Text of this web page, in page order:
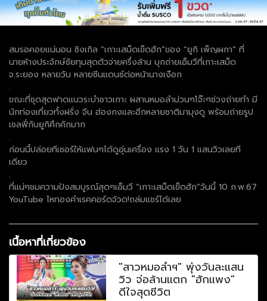
สมรอคอยแน่นอน ซิงเกิล “เกาะเสม็ดเข็ดฮัก”ของ “ยูกิ เพ็ญผกา” ที่
นายห้างประจักษ์ชัยทุมสุดตัวจ่ายครึ่งล้าน บุกถ่ายเอ็มวีที่เกาะเสม็ด
จ.ระยอง หลายวัน หลายซีนแดนซ์ต่อหน้านางเงือก
.
ขณะที่ชุดสุดฟาดแนวระบำชาวเกาะ ผสานหมอลำม่วนๆโจ๊ะๆช่วงถ่ายทำ มี
นักท่องเที่ยวทั้งฝรั่ง จีน ฮ่องกงและอีกหลายชาติมามุงดู พร้อมถ่ายรูป
เซลฟี่กับยูกิคึกคักมาก
.
ก่อนนี้ปล่อยทีเซอร์ให้แฟนๆได้ดูอุ่นเครื่อง แรง 1 วัน 1 แสนวิวเลยที
เดียว
.
ที่แน่ๆชมความปังสมบูรณ์สุดๆเอ็มวี “เกาะเสม็ดเข็ดฮัก”วันนี้ 10 ก.พ.67
YouTube ไหทองคำเรคคอร์ดจ้วด!ถล่มแชร์ได้เลย
เนื้อหาที่เกี่ยวข้อง
"สาวหมอลำฯ" พุ่งวันละแสน
วิว จ่อล้านแตก "ฮักแพง"
ดีใจสุดชีวิต